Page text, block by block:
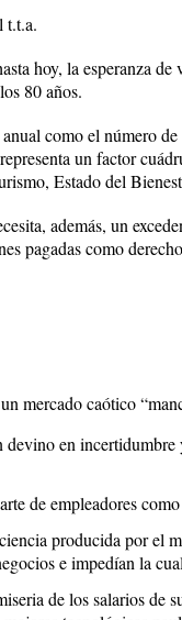
t.t.a.
hoy, la esperanza de
80 años.
como el número
un factor
Estado del
además, un
pagadas como
mercado caótico
en
de empleadores
producida por el
e impedían la
de los salarios de